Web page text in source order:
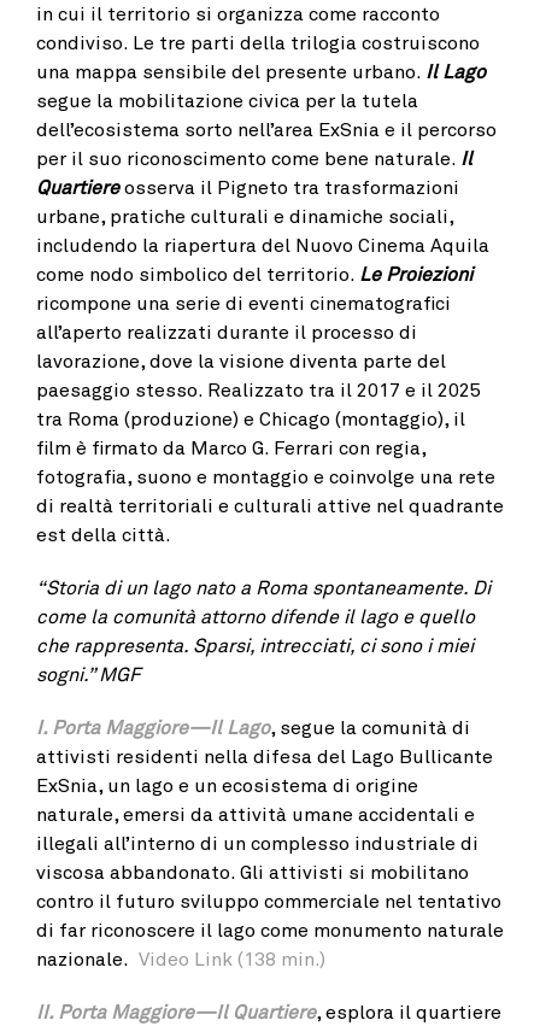
in cui il territorio si organizza come racconto
condiviso. Le tre parti della trilogia costruiscono
una mappa sensibile del presente urbano. Il Lago
segue la mobilitazione civica per la tutela
dell’ecosistema sorto nell’area ExSnia e il percorso
per il suo riconoscimento come bene naturale. Il
Quartiere osserva il Pigneto tra trasformazioni
urbane, pratiche culturali e dinamiche sociali,
includendo la riapertura del Nuovo Cinema Aquila
come nodo simbolico del territorio. Le Proiezioni
ricompone una serie di eventi cinematografici
all’aperto realizzati durante il processo di
lavorazione, dove la visione diventa parte del
paesaggio stesso. Realizzato tra il 2017 e il 2025
tra Roma (produzione) e Chicago (montaggio), il
film è firmato da Marco G. Ferrari con regia,
fotografia, suono e montaggio e coinvolge una rete
di realtà territoriali e culturali attive nel quadrante
est della città.
“Storia di un lago nato a Roma spontaneamente. Di
come la comunità attorno difende il lago e quello
che rappresenta. Sparsi, intrecciati, ci sono i miei
sogni.” MGF
I. Porta Maggiore—Il Lago, segue la comunità di
attivisti residenti nella difesa del Lago Bullicante
ExSnia, un lago e un ecosistema di origine
naturale, emersi da attività umane accidentali e
illegali all’interno di un complesso industriale di
viscosa abbandonato. Gli attivisti si mobilitano
contro il futuro sviluppo commerciale nel tentativo
di far riconoscere il lago come monumento naturale
nazionale. Video Link (138 min.)
II. Porta Maggiore—Il Quartiere, esplora il quartiere